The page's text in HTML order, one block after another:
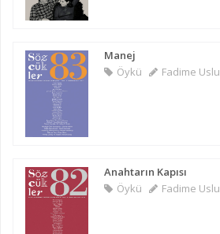
Manej
Öykü
Fadime Uslu
Anahtarın Kapısı
Öykü
Fadime Uslu